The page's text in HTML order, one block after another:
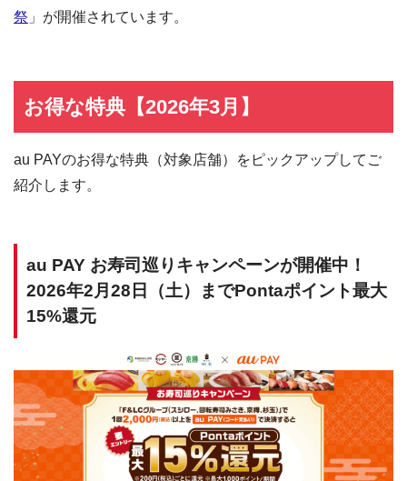
祭 」が開催されています。
お得な特典【2026年3月】
au PAYのお得な特典（対象店舗）をピックアップしてご
紹介します。
au PAY お寿司巡りキャンペーンが開催中！
2026年2月28日（土）までPontaポイント最大
15%還元